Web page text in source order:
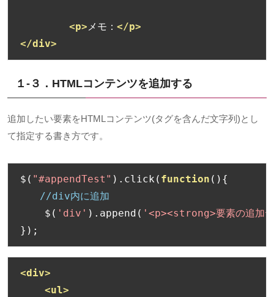
<p>メモ： </p>
</div>
１-３．HTMLコンテンツを追加する
追加したい要素をHTMLコンテンツ(タグを含んだ文字列 )とし
て指定する書き方です。
$ ( "#appendTest" ). click ( function (){
//div内に追加
    $
( 'div' ). append ( '<p><strong>要素の追加
});
<div>
<ul>